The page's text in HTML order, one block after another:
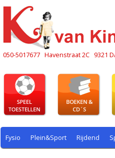
050-5017677 Havenstraat 2C 9321
Fysio Plein&Sport Rijdend